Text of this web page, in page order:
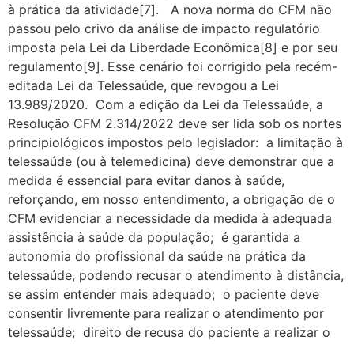
à prática da atividade[7]. A nova norma do CFM não
passou pelo crivo da análise de impacto regulatório
imposta pela Lei da Liberdade Econômica[8] e por seu
regulamento[9]. Esse cenário foi corrigido pela recém-
editada Lei da Telessaúde, que revogou a Lei
13.989/2020. Com a edição da Lei da Telessaúde, a
Resolução CFM 2.314/2022 deve ser lida sob os nortes
principiológicos impostos pelo legislador: a limitação à
telessaúde (ou à telemedicina) deve demonstrar que a
medida é essencial para evitar danos à saúde,
reforçando, em nosso entendimento, a obrigação de o
CFM evidenciar a necessidade da medida à adequada
assistência à saúde da população; é garantida a
autonomia do profissional da saúde na prática da
telessaúde, podendo recusar o atendimento à distância,
se assim entender mais adequado; o paciente deve
consentir livremente para realizar o atendimento por
telessaúde; direito de recusa do paciente a realizar o